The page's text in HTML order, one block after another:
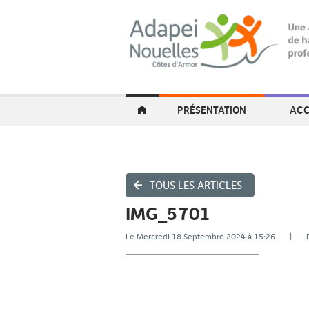
PRÉSENTATION
TOUS LES ARTICLES
IMG_5701
Le Mercredi 18 Septembre 2024 à 15:26